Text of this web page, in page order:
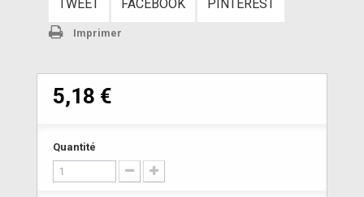
TWEET FACEBOOK PINTEREST
Imprimer
5,18 €
Quantité